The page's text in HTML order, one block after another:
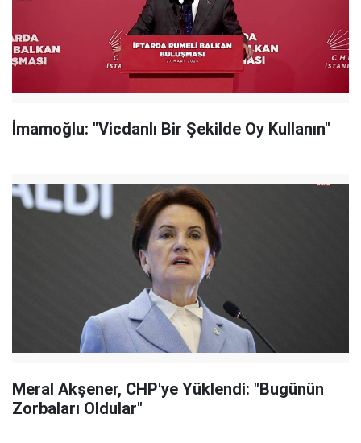
İmamoğlu: "Vicdanlı Bir Şekilde Oy Kullanın"
Meral Akşener, CHP'ye Yüklendi: "Bugünün
Zorbaları Oldular"